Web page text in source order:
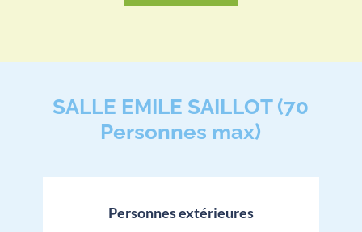
SALLE EMILE SAILLOT (70
Personnes max)
Personnes extérieures